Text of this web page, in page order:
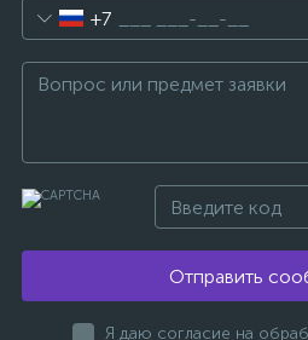
+7
Отправить
Я даю согласие на